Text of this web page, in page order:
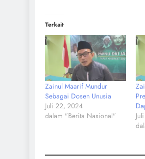
Terkait
Zainul Maarif Mundur
Sebagai Dosen Unusia
Juli 22, 2024
dalam "Berita Nasional"